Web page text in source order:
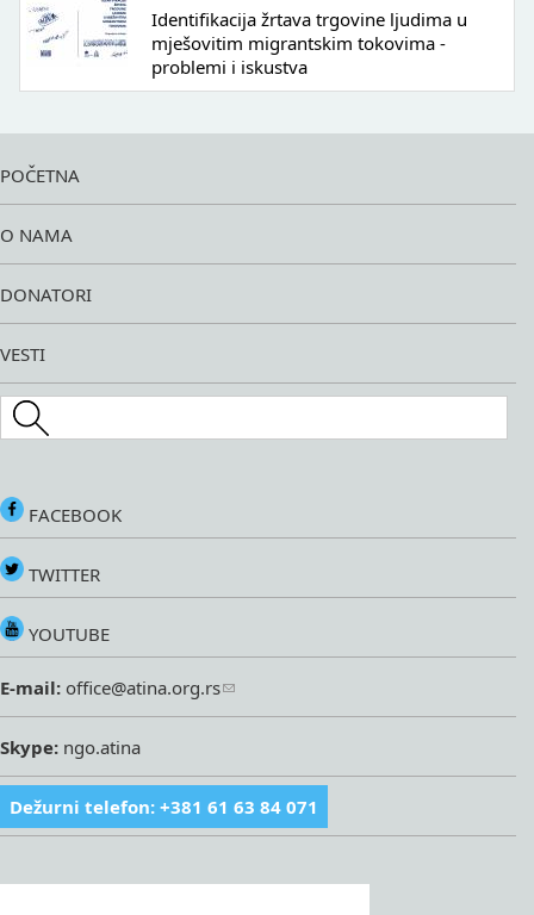
Identifikacija žrtava trgovine ljudima u
mješovitim migrantskim tokovima -
problemi i iskustva
POČETNA
O NAMA
DONATORI
VESTI
Search this site
FACEBOOK
TWITTER
YOUTUBE
E-mail: office@atina.org.rs
Skype: ngo.atina
Dežurni telefon: +381 61 63 84 071